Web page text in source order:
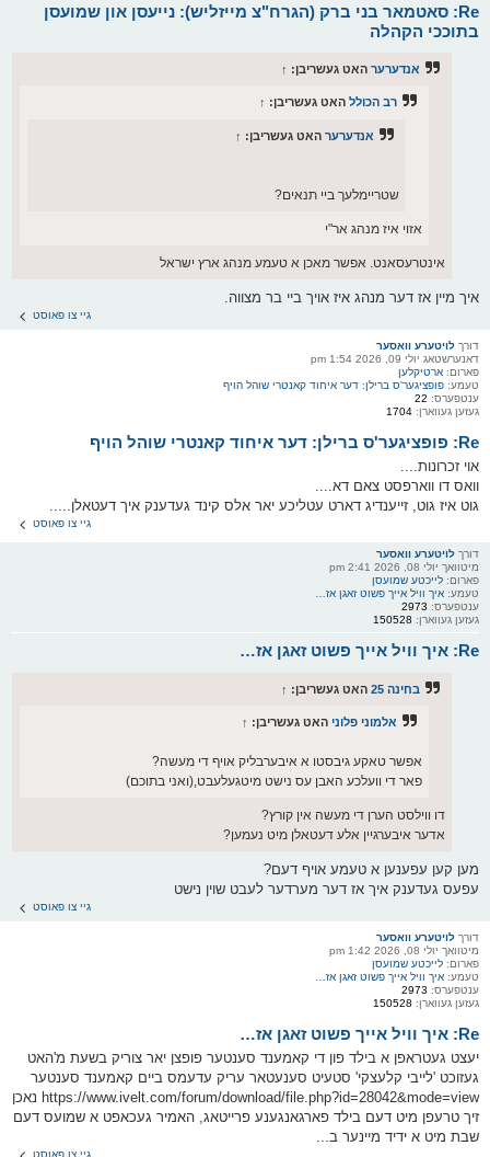
Re: סאטמאר בני ברק (הגרח"צ מייזליש): נייעסן און שמועסן
בתוככי הקהלה
אנדערער האט געשריבן: ↑
רב הכולל האט געשריבן: ↑
אנדערער האט געשריבן: ↑
שטריימלעך ביי תנאים?
אזוי איז מנהג אר"י
אינטרעסאנט. אפשר מאכן א טעמע מנהג ארץ ישראל
איך מיין אז דער מנהג איז אויך ביי בר מצווה.
גיי צו פאוסט
דורך לויטערע וואסער
דאנערשטאג יולי 09, 2026 1:54 pm
פארום: ארטיקלען
טעמע: פופציגער'ס ברילן: דער איחוד קאנטרי שוהל הויף
ענטפערס: 22
געזען געווארן: 1704
Re: פופציגער'ס ברילן: דער איחוד קאנטרי שוהל הויף
אוי זכרונות....
וואס דו ווארפסט צאם דא....
גוט איז גוט, זייענדיג דארט עטליכע יאר אלס קינד געדענק איך דעטאלן.....
גיי צו פאוסט
דורך לויטערע וואסער
מיטוואך יולי 08, 2026 2:41 pm
פארום: לייכטע שמועסן
טעמע: איך וויל אייך פשוט זאגן אז…
ענטפערס: 2973
געזען געווארן: 150528
Re: איך וויל אייך פשוט זאגן אז…
בחינה 25 האט געשריבן: ↑
אלמוני פלוני האט געשריבן: ↑
אפשר טאקע גיבסטו א איבערבליק אויף די מעשה?
פאר די וועלכע האבן עס נישט מיטגעלעבט,(ואני בתוכם)
דו ווילסט הערן די מעשה אין קורץ?
אדער איבערגיין אלע דעטאלן מיט נעמען?
מען קען עפענען א טעמע אויף דעם?
עפעס געדענק איך אז דער מערדער לעבט שוין נישט
גיי צו פאוסט
דורך לויטערע וואסער
מיטוואך יולי 08, 2026 1:42 pm
פארום: לייכטע שמועסן
טעמע: איך וויל אייך פשוט זאגן אז…
ענטפערס: 2973
געזען געווארן: 150528
Re: איך וויל אייך פשוט זאגן אז…
יעצט געטראפן א בילד פון די קאמענד סענטער פופצן יאר צוריק בשעת מ'האט
געזוכט 'לייבי קלעצקי' סטעיט סענעטאר עריק עדעמס ביים קאמענד סענטער
https://www.ivelt.com/forum/download/file.php?id=28042&mode=view נאכן
זיך טרעפן מיט דעם בילד פארגאנגענע פרייטאג, האמיר געכאפט א שמועס דעם
שבת מיט א ידיד מיינער ב...